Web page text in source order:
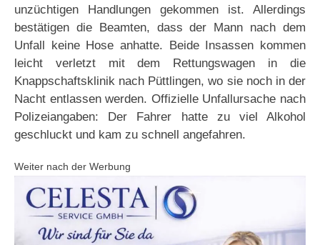
unzüchtigen Handlungen gekommen ist. Allerdings
bestätigen die Beamten, dass der Mann nach dem
Unfall keine Hose anhatte. Beide Insassen kommen
leicht verletzt mit dem Rettungswagen in die
Knappschaftsklinik nach Püttlingen, wo sie noch in der
Nacht entlassen werden. Offizielle Unfallursache nach
Polizeiangaben: Der Fahrer hatte zu viel Alkohol
geschluckt und kam zu schnell angefahren.
Weiter nach der Werbung